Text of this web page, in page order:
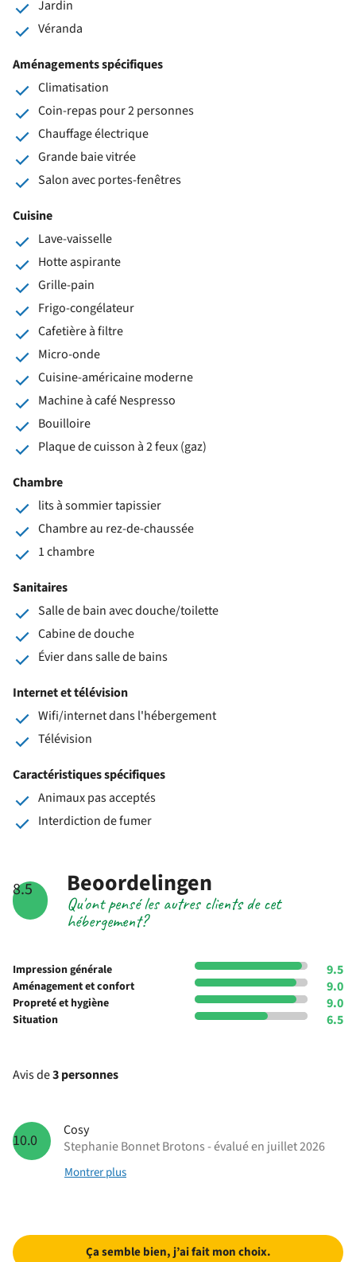
Jardin
Véranda
Aménagements spécifiques
Climatisation
Coin-repas pour 2 personnes
Chauffage électrique
Grande baie vitrée
Salon avec portes-fenêtres
Cuisine
Lave-vaisselle
Hotte aspirante
Grille-pain
Frigo-congélateur
Cafetière à filtre
Micro-onde
Cuisine-américaine moderne
Machine à café Nespresso
Bouilloire
Plaque de cuisson à 2 feux (gaz)
Chambre
lits à sommier tapissier
Chambre au rez-de-chaussée
1 chambre
Sanitaires
Salle de bain avec douche/toilette
Cabine de douche
Évier dans salle de bains
Internet et télévision
Wifi/internet dans l'hébergement
Télévision
Caractéristiques spécifiques
Animaux pas acceptés
Interdiction de fumer
8.5
Qu'ont pensé les autres clients de cet
hébergement?
Beoordelingen
Impression générale 9.5
Aménagement et confort 9.0
Propreté et hygiène 9.0
Situation 6.5
Avis de3 personnes
10.0
Cosy
Stephanie Bonnet Brotons - évalué en juillet 2026
Montrer plus
Ça semble bien, j’ai fait mon choix.